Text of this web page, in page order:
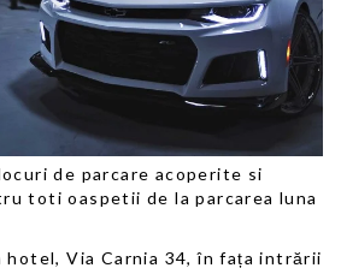
de parcare acoperite si
toti oaspetii de la parcarea luna
hotel, Via Carnia 34, în fața intrării